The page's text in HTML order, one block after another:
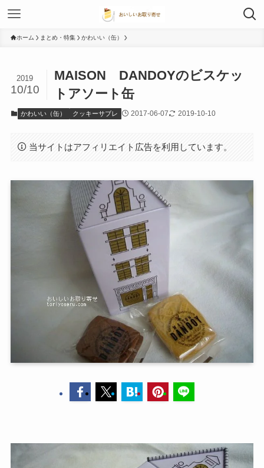
ホーム まとめ・特集 かわいい（缶）
MAISON DANDOYのビスケッ
トアソート缶
2019
10/10
かわいい（缶） クッキーサブレ 2017-06-07 2019-10-10
当サイトはアフィリエイト広告を利用しています。